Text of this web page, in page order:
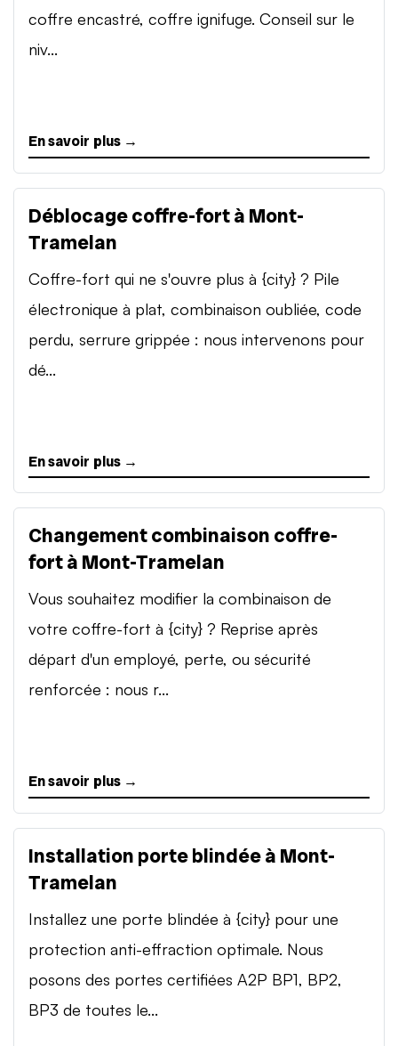
coffre encastré, coffre ignifuge. Conseil sur le
niv...
En savoir plus →
Déblocage coffre-fort à Mont-
Tramelan
Coffre-fort qui ne s'ouvre plus à {city} ? Pile
électronique à plat, combinaison oubliée, code
perdu, serrure grippée : nous intervenons pour
dé...
En savoir plus →
Changement combinaison coffre-
fort à Mont-Tramelan
Vous souhaitez modifier la combinaison de
votre coffre-fort à {city} ? Reprise après
départ d'un employé, perte, ou sécurité
renforcée : nous r...
En savoir plus →
Installation porte blindée à Mont-
Tramelan
Installez une porte blindée à {city} pour une
protection anti-effraction optimale. Nous
posons des portes certifiées A2P BP1, BP2,
BP3 de toutes le...